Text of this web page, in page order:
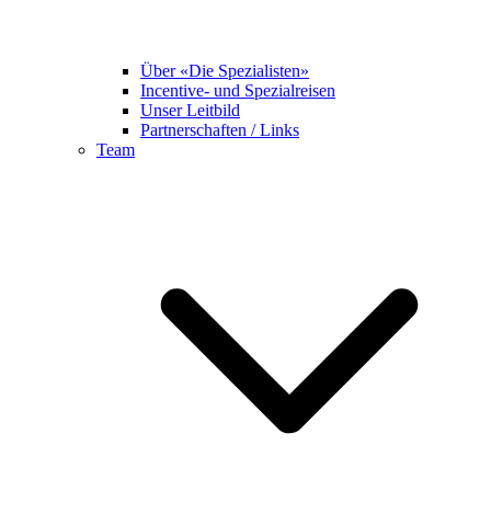
Über «Die Spezialisten»
Incentive- und Spezialreisen
Unser Leitbild
Partnerschaften / Links
Team